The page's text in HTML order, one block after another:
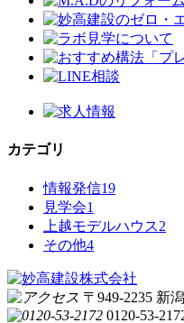
カテゴリ
情報発信19
見学会1
上越モデルハウス2
その他4
〒949-2235 新
0120-53-